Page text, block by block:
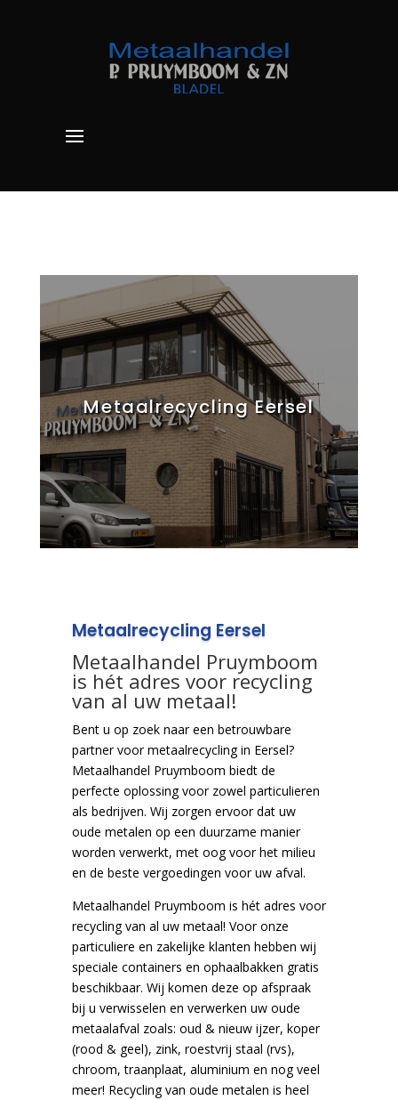
Metaalrecycling Eersel
Metaalrecycling Eersel
Metaalhandel Pruymboom
is hét adres voor recycling
van al uw metaal!
Bent u op zoek naar een betrouwbare
partner voor metaalrecycling in Eersel?
Metaalhandel Pruymboom biedt de
perfecte oplossing voor zowel particulieren
als bedrijven. Wij zorgen ervoor dat uw
oude metalen op een duurzame manier
worden verwerkt, met oog voor het milieu
en de beste vergoedingen voor uw afval.
Metaalhandel Pruymboom is hét adres voor
recycling van al uw metaal! Voor onze
particuliere en zakelijke klanten hebben wij
speciale containers en ophaalbakken gratis
beschikbaar. Wij komen deze op afspraak
bij u verwisselen en verwerken uw oude
metaalafval zoals: oud & nieuw ijzer, koper
(rood & geel), zink, roestvrij staal (rvs),
chroom, traanplaat, aluminium en nog veel
meer! Recycling van oude metalen is heel